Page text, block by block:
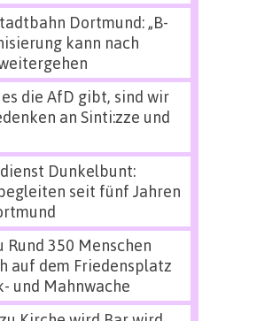
Dortmund: „B-
kann nach
es die AfD gibt, sind wir
an Sinti:zze und
Dunkelbunt:
seit fünf Jahren
Rund 350 Menschen
auf dem Friedensplatz
und Mahnwache